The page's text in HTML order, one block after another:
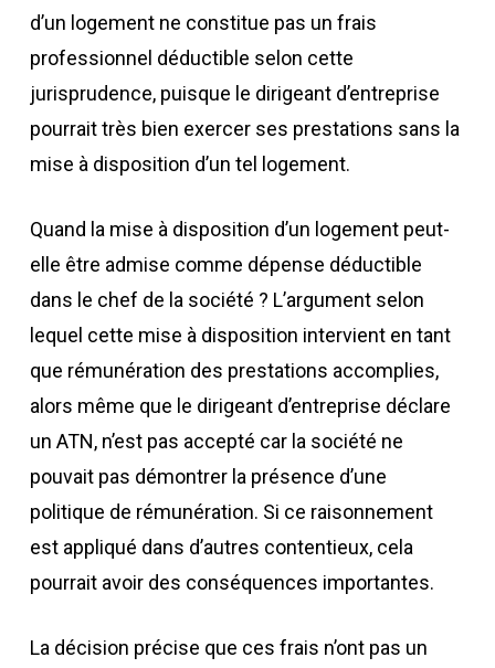
d’un logement ne constitue pas un frais
professionnel déductible selon cette
jurisprudence, puisque le dirigeant d’entreprise
pourrait très bien exercer ses prestations sans la
mise à disposition d’un tel logement.
Quand la mise à disposition d’un logement peut-
elle être admise comme dépense déductible
dans le chef de la société ? L’argument selon
lequel cette mise à disposition intervient en tant
que rémunération des prestations accomplies,
alors même que le dirigeant d’entreprise déclare
un ATN, n’est pas accepté car la société ne
pouvait pas démontrer la présence d’une
politique de rémunération. Si ce raisonnement
est appliqué dans d’autres contentieux, cela
pourrait avoir des conséquences importantes.
La décision précise que ces frais n’ont pas un